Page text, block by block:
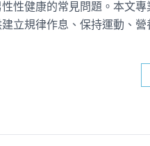
性健康的常見問題。本文
立規律作息、保持運動、